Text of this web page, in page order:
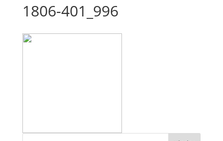
1806-401_996